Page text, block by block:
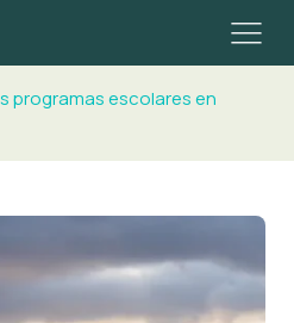
programas escolares en